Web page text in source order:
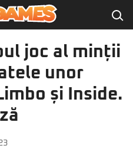
joc al minții
unor
și Inside.